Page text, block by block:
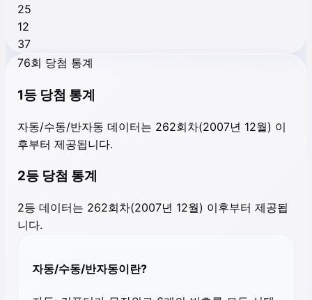
25
12
37
76회 당첨 통계
1등 당첨 통계
자동/수동/반자동 데이터는 262회차(2007년 12월) 이
후부터 제공됩니다.
2등 당첨 통계
2등 데이터는 262회차(2007년 12월) 이후부터 제공됩
니다.
자동/수동/반자동이란?